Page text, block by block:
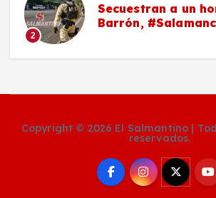
2
Secuestran a un
Barrón,
Copyright © 2026 El Salmantino |
reservados.